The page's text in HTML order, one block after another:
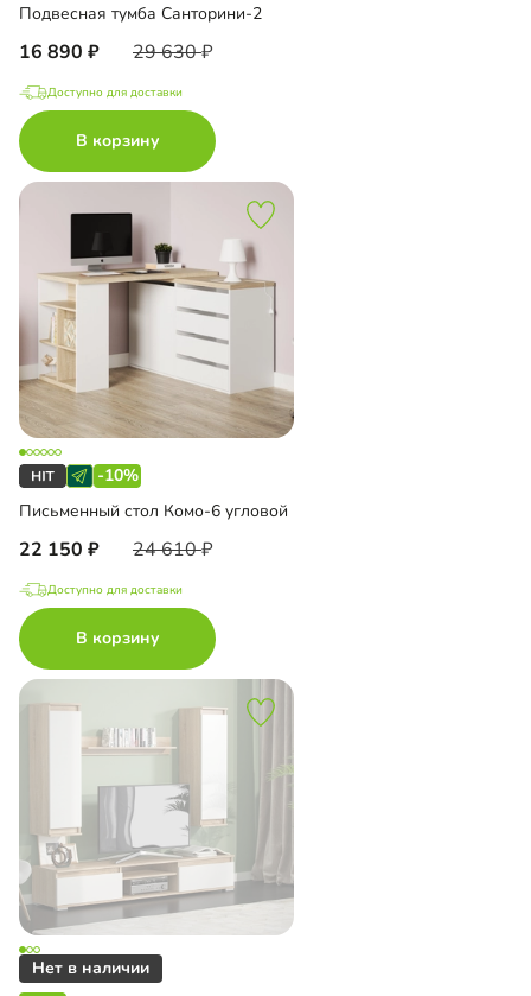
Подвесная тумба Санторини-2
16 890 29 630
Доступно для доставки
В корзину
-10%
Письменный стол Комо-6 угловой
22 150 24 610
Доступно для доставки
В корзину